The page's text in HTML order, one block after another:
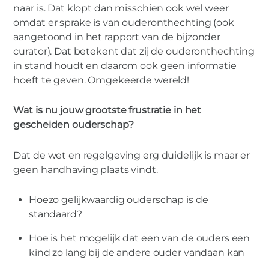
naar is. Dat klopt dan misschien ook wel weer
omdat er sprake is van ouderonthechting (ook
aangetoond in het rapport van de bijzonder
curator). Dat betekent dat zij de ouderonthechting
in stand houdt en daarom ook geen informatie
hoeft te geven. Omgekeerde wereld!
Wat is nu jouw grootste frustratie in het
gescheiden ouderschap?
Dat de wet en regelgeving erg duidelijk is maar er
geen handhaving plaats vindt.
Hoezo gelijkwaardig ouderschap is de
standaard?
Hoe is het mogelijk dat een van de ouders een
kind zo lang bij de andere ouder vandaan kan